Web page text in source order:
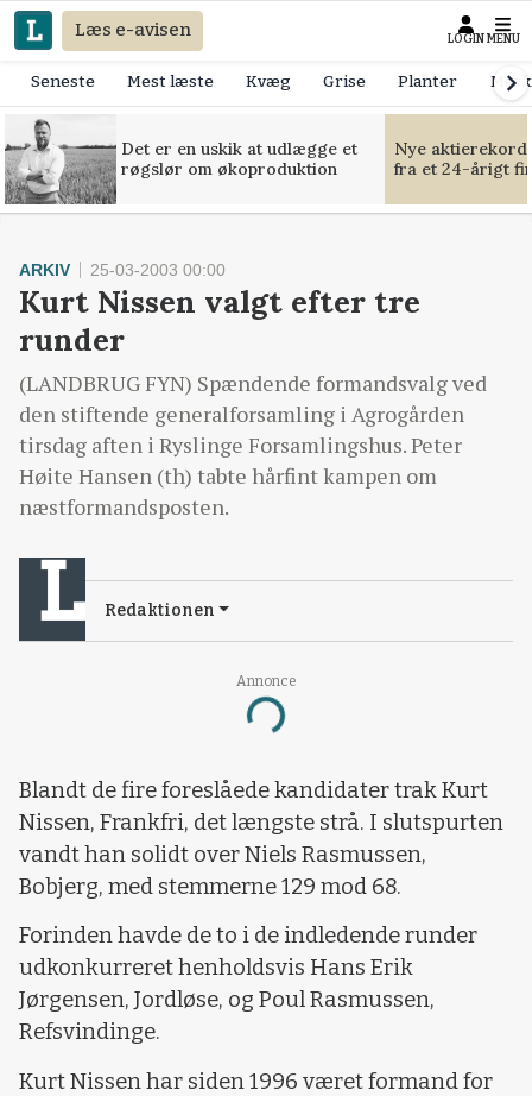
Læs e-avisen LOGIN MENU
Seneste Mest læste Kvæg Grise Planter
Det er en uskik at udlægge et
røgslør om økoproduktion
Nye
fra et 24-årigt
Annonce
Loading...
ARKIV 25-03-2003 00:00
Kurt Nissen valgt efter tre
runder
(LANDBRUG FYN) Spændende formandsvalg ved
den stiftende generalforsamling i Agrogården
tirsdag aften i Ryslinge Forsamlingshus. Peter
Høite Hansen (th) tabte hårfint kampen om
næstformandsposten.
Redaktionen
Blandt de fire foreslåede kandidater trak Kurt
Nissen, Frankfri, det længste strå. I slutspurten
vandt han solidt over Niels Rasmussen,
Bobjerg, med stemmerne 129 mod 68.
Forinden havde de to i de indledende runder
udkonkurreret henholdsvis Hans Erik
Jørgensen, Jordløse, og Poul Rasmussen,
Refsvindinge.
Kurt Nissen har siden 1996 været formand for